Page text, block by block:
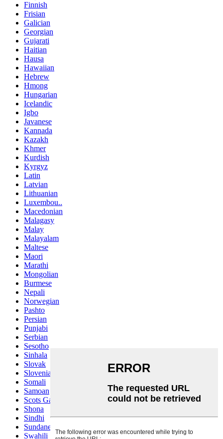
Finnish
Frisian
Galician
Georgian
Gujarati
Haitian
Hausa
Hawaiian
Hebrew
Hmong
Hungarian
Icelandic
Igbo
Javanese
Kannada
Kazakh
Khmer
Kurdish
Kyrgyz
Latin
Latvian
Lithuanian
Luxembou..
Macedonian
Malagasy
Malay
Malayalam
Maltese
Maori
Marathi
Mongolian
Burmese
Nepali
Norwegian
Pashto
Persian
Punjabi
Serbian
Sesotho
Sinhala
Slovak
Slovenian
Somali
Samoan
Scots Gaelic
Shona
Sindhi
Sundanese
Swahili